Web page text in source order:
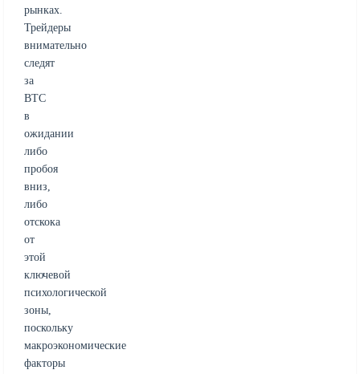
рынках.
Трейдеры
внимательно
следят
за
BTC
в
ожидании
либо
пробоя
вниз,
либо
отскока
от
этой
ключевой
психологической
зоны,
поскольку
макроэкономические
факторы